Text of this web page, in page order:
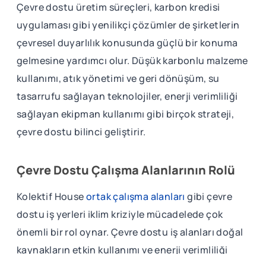
Çevre dostu üretim süreçleri, karbon kredisi
uygulaması gibi yenilikçi çözümler de şirketlerin
çevresel duyarlılık konusunda güçlü bir konuma
gelmesine yardımcı olur. Düşük karbonlu malzeme
kullanımı, atık yönetimi ve geri dönüşüm, su
tasarrufu sağlayan teknolojiler, enerji verimliliği
sağlayan ekipman kullanımı gibi birçok strateji,
çevre dostu bilinci geliştirir.
Çevre Dostu Çalışma Alanlarının Rolü
Kolektif Houseortak çalışma alanları gibi çevre
dostu iş yerleri iklim kriziyle mücadelede çok
önemli bir rol oynar. Çevre dostu iş alanları doğal
kaynakların etkin kullanımı ve enerji verimliliği